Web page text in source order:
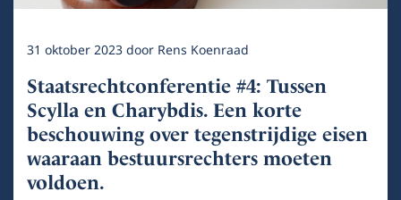
31 oktober 2023door Rens Koenraad
Staatsrechtconferentie #4: Tussen
Scylla en Charybdis. Een korte
beschouwing over tegenstrijdige eisen
waaraan bestuursrechters moeten
voldoen.